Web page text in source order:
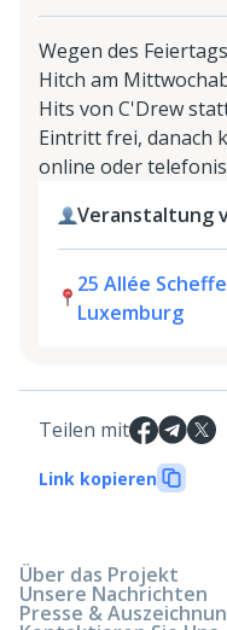
Wegen des
Hitch am
Hits von C'Drew
Eintritt frei, danach
online oder
Veranstaltung
25 Allée
Luxemburg
Teilen mit
Link kopieren
Über das Projekt
Unsere Nachrichten
Presse &